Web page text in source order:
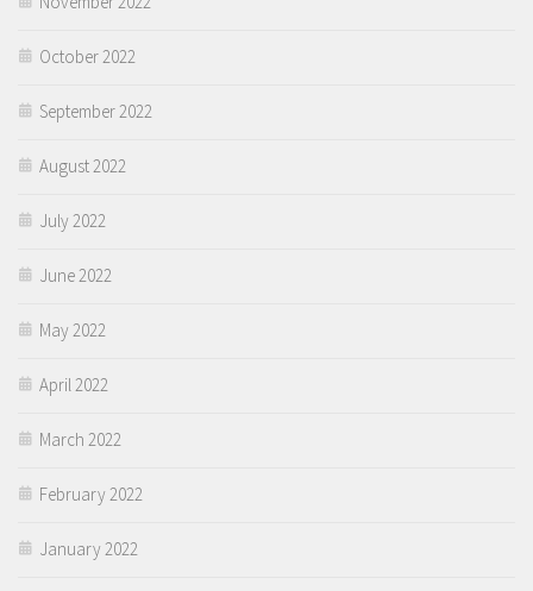
October 2022
September 2022
August 2022
July 2022
June 2022
May 2022
April 2022
March 2022
February 2022
January 2022